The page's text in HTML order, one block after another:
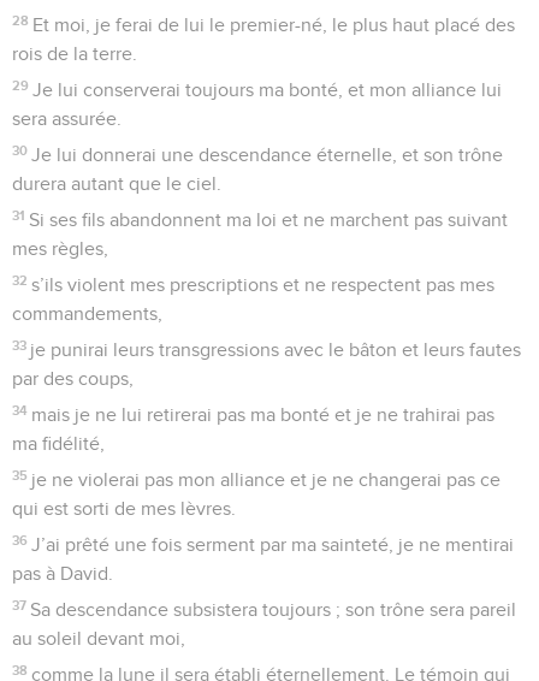
28 Et moi, je ferai de lui le premier-né, le plus haut placé des
rois de la terre.
29 Je lui conserverai toujours ma bonté, et mon alliance lui
sera assurée.
30 Je lui donnerai une descendance éternelle, et son trône
durera autant que le ciel.
31 Si ses fils abandonnent ma loi et ne marchent pas suivant
mes règles,
32 s’ils violent mes prescriptions et ne respectent pas mes
commandements,
33 je punirai leurs transgressions avec le bâton et leurs fautes
par des coups,
34 mais je ne lui retirerai pas ma bonté et je ne trahirai pas
ma fidélité,
35 je ne violerai pas mon alliance et je ne changerai pas ce
qui est sorti de mes lèvres.
36 J’ai prêté une fois serment par ma sainteté, je ne mentirai
pas à David.
37 Sa descendance subsistera toujours ; son trône sera pareil
au soleil devant moi,
38 comme la lune il sera établi éternellement. Le témoin qui